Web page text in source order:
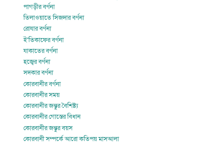
পাগড়ীর বর্ণনা
তিলাওয়াতে সিজদার বর্ণনা
রোযার বর্ণনা
ই’তিকাফের বর্ণনা
যাকাতের বর্ণনা
হজ্বের বর্ণনা
সদকার বর্ণনা
কোরবানীর বর্ণনা
কোরবানীর সময়
কোরবানীর জন্তুর বৈশিষ্ট্য
কোরবানীর গোস্তের বিধান
কোরবানীর জন্তুর বয়স
কোরবানী সম্পর্কে আরো কতিপয় মাসআলা